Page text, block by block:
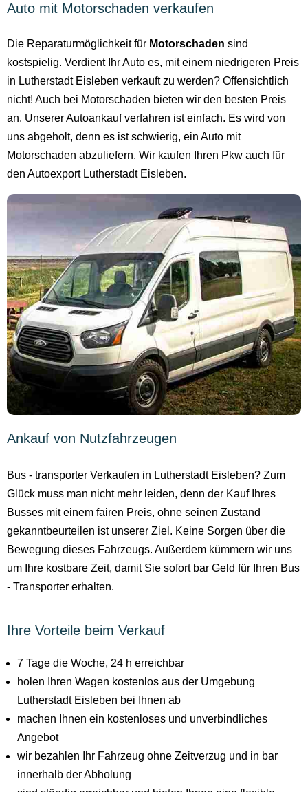
Auto mit Motorschaden verkaufen
Die Reparaturmöglichkeit für Motorschaden sind
kostspielig. Verdient Ihr Auto es, mit einem niedrigeren Preis
in Lutherstadt Eisleben verkauft zu werden? Offensichtlich
nicht! Auch bei Motorschaden bieten wir den besten Preis
an. Unserer Autoankauf verfahren ist einfach. Es wird von
uns abgeholt, denn es ist schwierig, ein Auto mit
Motorschaden abzuliefern. Wir kaufen Ihren Pkw auch für
den Autoexport Lutherstadt Eisleben.
Ankauf von Nutzfahrzeugen
Bus - transporter Verkaufen in Lutherstadt Eisleben? Zum
Glück muss man nicht mehr leiden, denn der Kauf Ihres
Busses mit einem fairen Preis, ohne seinen Zustand
gekanntbeurteilen ist unserer Ziel. Keine Sorgen über die
Bewegung dieses Fahrzeugs. Außerdem kümmern wir uns
um Ihre kostbare Zeit, damit Sie sofort bar Geld für Ihren Bus
- Transporter erhalten.
Ihre Vorteile beim Verkauf
7 Tage die Woche, 24 h erreichbar
holen Ihren Wagen kostenlos aus der Umgebung
Lutherstadt Eisleben bei Ihnen ab
machen Ihnen ein kostenloses und unverbindliches
Angebot
wir bezahlen Ihr Fahrzeug ohne Zeitverzug und in bar
innerhalb der Abholung